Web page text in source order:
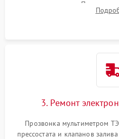
амортизаторов. Проверка
крестовины на износ, а
3. Ремонт
Прозвонка мультиметром
прессостата и клапанов